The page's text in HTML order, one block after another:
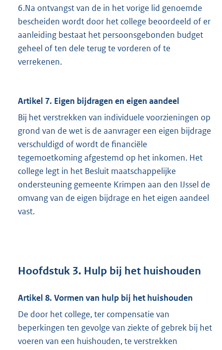
6.Na ontvangst van de in het vorige lid genoemde
bescheiden wordt door het college beoordeeld of er
aanleiding bestaat het persoonsgebonden budget
geheel of ten dele terug te vorderen of te
verrekenen.
Artikel 7. Eigen bijdragen en eigen aandeel
Bij het verstrekken van individuele voorzieningen op
grond van de wet is de aanvrager een eigen bijdrage
verschuldigd of wordt de financiële
tegemoetkoming afgestemd op het inkomen. Het
college legt in het Besluit maatschappelijke
ondersteuning gemeente Krimpen aan den IJssel de
omvang van de eigen bijdrage en het eigen aandeel
vast.
Hoofdstuk 3. Hulp bij het huishouden
Artikel 8. Vormen van hulp bij het huishouden
De door het college, ter compensatie van
beperkingen ten gevolge van ziekte of gebrek bij het
voeren van een huishouden, te verstrekken